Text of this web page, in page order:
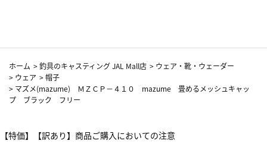
ホーム >釣具のキャスティング JAL Mall店 > ウェア・靴・ウェーダー
> ウェア >帽子
> マズメ(mazume) ＭＺＣＰ－４１０ mazume 畳めるメッシュキャッ
プ ブラック フリー
【特価】【訳あり】商品ご購入においての注意